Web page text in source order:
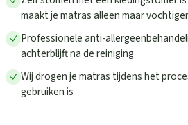
maakt je matras alleen maar vochtiger
Professionele anti-
achterblijft na de reiniging
Wij drogen je matras tijdens het
gebruiken is